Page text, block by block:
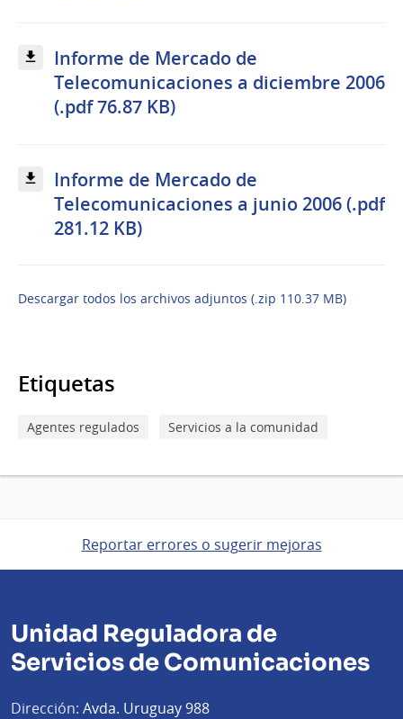
Informe de Mercado de
Telecomunicaciones a diciembre 2006
(.pdf 76.87 KB)
Informe de Mercado de
Telecomunicaciones a junio 2006 (.pdf
281.12 KB)
Descargar todos los archivos adjuntos (.zip 110.37 MB)
Etiquetas
Agentes regulados Servicios a la comunidad
Reportar errores o sugerir mejoras
Unidad Reguladora de
Servicios de Comunicaciones
Dirección: Avda. Uruguay 988